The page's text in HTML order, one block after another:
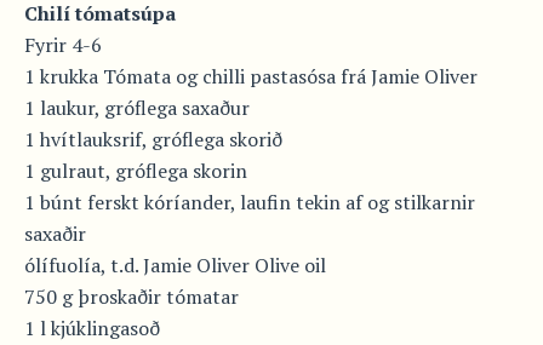
Chilí tómatsúpa
Fyrir 4-6
1 krukka Tómata og chilli pastasósa frá Jamie Oliver
1 laukur, gróflega saxaður
1 hvítlauksrif, gróflega skorið
1 gulraut, gróflega skorin
1 búnt ferskt kóríander, laufin tekin af og stilkarnir
saxaðir
ólífuolía, t.d. Jamie Oliver Olive oil
750 g þroskaðir tómatar
1 l kjúklingasoð